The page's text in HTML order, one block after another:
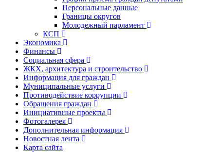
Персональные данные
Границы округов
Молодежный парламент
КСП
Экономика
Финансы
Социальная сфера
ЖКХ, архитектура и строительство
Информация для граждан
Муниципальные услуги
Противодействие коррупции
Обращения граждан
Инициативные проекты
Фотогалерея
Дополнительная информация
Новостная лента
Карта сайта